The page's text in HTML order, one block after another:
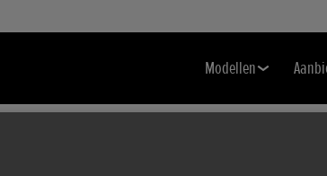
Modellen